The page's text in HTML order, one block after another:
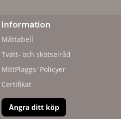
Information
Måttabell
Tvätt- och skötselråd
MittPlaggs' Policyer
Certifikat
Ångra ditt köp